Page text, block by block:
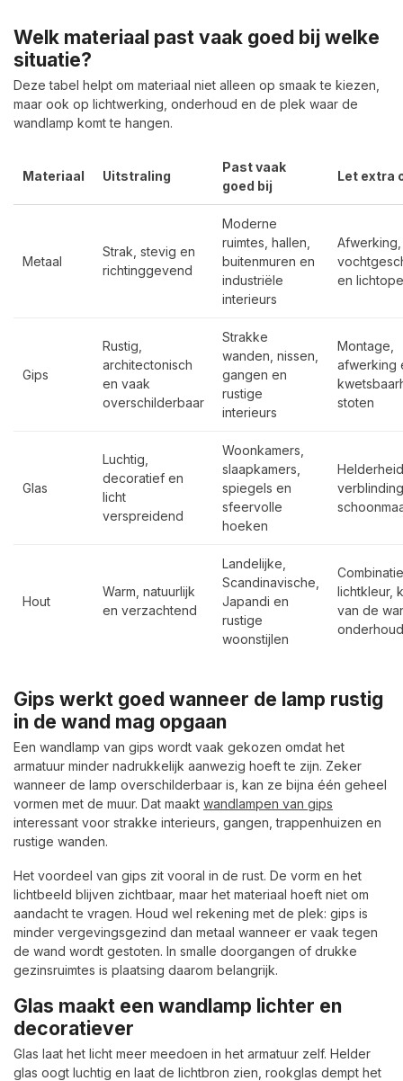
Welk materiaal past vaak goed bij welke
situatie?
Deze tabel helpt om materiaal niet alleen op smaak te kiezen,
maar ook op lichtwerking, onderhoud en de plek waar de
wandlamp komt te hangen.
Materiaal Uitstraling
Past vaak
goed bij
Let extra
Metaal
Strak, stevig en
richtinggevend
Moderne
ruimtes, hallen,
buitenmuren en
industriële
interieurs
Afwerking,
en
Gips
Rustig,
architectonisch
en vaak
overschilderbaar
Strakke
wanden, nissen,
gangen en
rustige
interieurs
Montage,
afwerking
stoten
Glas
Luchtig,
decoratief en
licht
verspreidend
Woonkamers,
slaapkamers,
spiegels en
sfeervolle
hoeken
Hout
Warm, natuurlijk
en verzachtend
Landelijke,
Scandinavische,
Japandi en
rustige
woonstijlen
lichtkleur,
van de
onderhoud
Gips werkt goed wanneer de lamp rustig
in de wand mag opgaan
Een wandlamp van gips wordt vaak gekozen omdat het
armatuur minder nadrukkelijk aanwezig hoeft te zijn. Zeker
wanneer de lamp overschilderbaar is, kan ze bijna één geheel
vormen met de muur. Dat maakt wandlampen van gips
interessant voor strakke interieurs, gangen, trappenhuizen en
rustige wanden.
Het voordeel van gips zit vooral in de rust. De vorm en het
lichtbeeld blijven zichtbaar, maar het materiaal hoeft niet om
aandacht te vragen. Houd wel rekening met de plek: gips is
minder vergevingsgezind dan metaal wanneer er vaak tegen
de wand wordt gestoten. In smalle doorgangen of drukke
gezinsruimtes is plaatsing daarom belangrijk.
Glas maakt een wandlamp lichter en
decoratiever
Glas laat het licht meer meedoen in het armatuur zelf. Helder
glas oogt luchtig en laat de lichtbron zien, rookglas dempt het